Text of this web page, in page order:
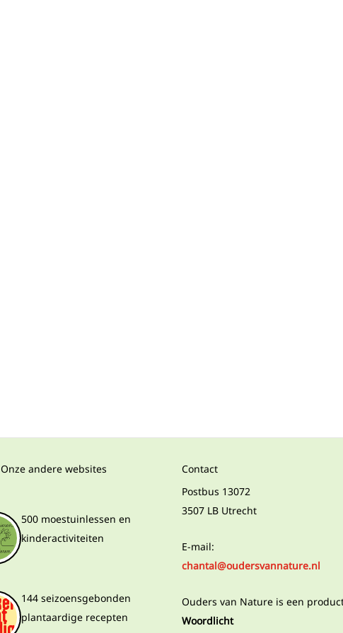
Onze andere websites
500 moestuinlessen en
kinderactiviteiten
144 seizoensgebonden
plantaardige recepten
Contact
Postbus 13072
3507 LB Utrecht
E-mail:
chantal@oudersvannature.nl
Ouders van Nature is een
Woordlicht